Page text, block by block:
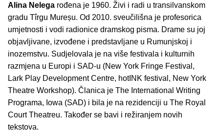
Alina Nelega rođena je 1960. Živi i radi u transilvanskom
gradu Tîrgu Mureșu. Od 2010. sveučilišna je profesorica
umjetnosti i vodi radionice dramskog pisma. Drame su joj
objavljivane, izvođene i predstavljane u Rumunjskoj i
inozemstvu. Sudjelovala je na više festivala i kulturnih
razmjena u Europi i SAD-u (New York Fringe Festival,
Lark Play Development Centre, hotINK festival, New York
Theatre Workshop). Članica je The International Writing
Programa, Iowa (SAD) i bila je na rezidenciji u The Royal
Court Theatreu. Također se bavi i režiranjem novih
tekstova.